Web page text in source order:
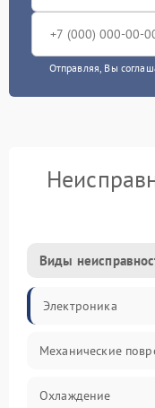
Отправляя, Вы
Виды
Электроника
Механические
Охлаждение